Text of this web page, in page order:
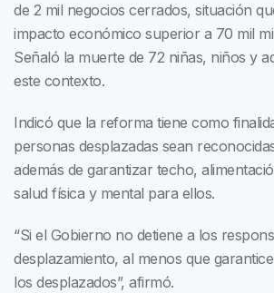
de 2 mil negocios cerrados, situación
impacto económico superior a 70 mil
Señaló la muerte de 72 niñas, niños y
este contexto.
Indicó que la reforma tiene como
personas desplazadas sean
además de garantizar techo,
salud física y mental para ellos.
“Si el Gobierno no detiene a los
desplazamiento, al menos que
los desplazados”, afirmó.